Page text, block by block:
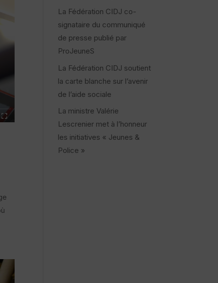
La Fédération CIDJ co-
signataire du communiqué
de presse publié par
ProJeuneS
La Fédération CIDJ soutient
la carte blanche sur l’avenir
de l’aide sociale
La ministre Valérie
Lescrenier met à l’honneur
les initiatives « Jeunes &
Police »